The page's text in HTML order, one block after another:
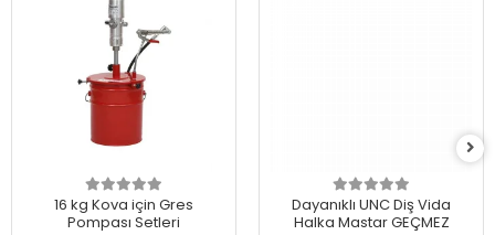
16 kg Kova için Gres
Pompası Setleri
Dayanıklı UNC Diş Vida
Halka Mastar GEÇMEZ